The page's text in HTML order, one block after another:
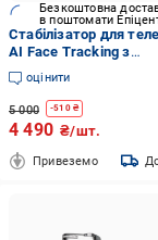
Безкоштовна
в поштомати
Стабілізатор для
AI Face Tracking з
підсвічуванням та
осьовий
оцінити
5 000 -510₴
4 490 ₴/шт.
Привеземо